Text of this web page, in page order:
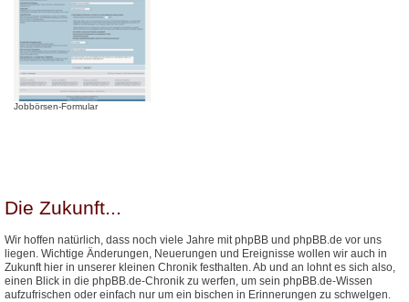
Jobbörsen-Formular
Die Zukunft...
Wir hoffen natürlich, dass noch viele Jahre mit phpBB und phpBB.de vor uns
liegen. Wichtige Änderungen, Neuerungen und Ereignisse wollen wir auch in
Zukunft hier in unserer kleinen Chronik festhalten. Ab und an lohnt es sich also,
einen Blick in die phpBB.de-Chronik zu werfen, um sein phpBB.de-Wissen
aufzufrischen oder einfach nur um ein bischen in Erinnerungen zu schwelgen.